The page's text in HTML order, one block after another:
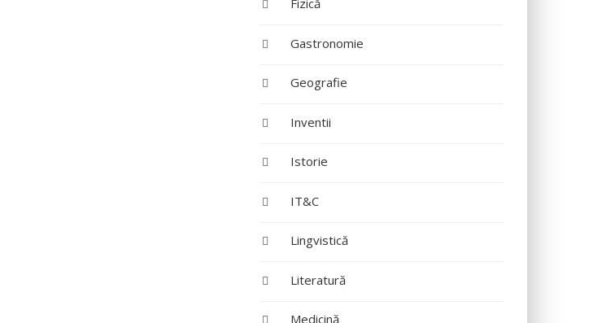
Fizică
Gastronomie
Geografie
Inventii
Istorie
IT&C
Lingvistică
Literatură
Medicină